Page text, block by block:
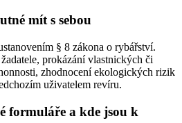
mít s sebou
§ 8 zákona o rybářství.
prokázání vlastnických či
zhodnocení ekologických rizik
uživatelem revíru.
formuláře a kde jsou k